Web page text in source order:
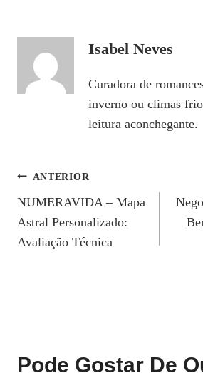
Isabel Neves
Curadora de
inverno ou climas
leitura aconchegante.
Navegação
De
Post
ANTERIOR
NUMERAVIDA – Mapa
Astral Personalizado:
Avaliação Técnica
Pode Gostar De